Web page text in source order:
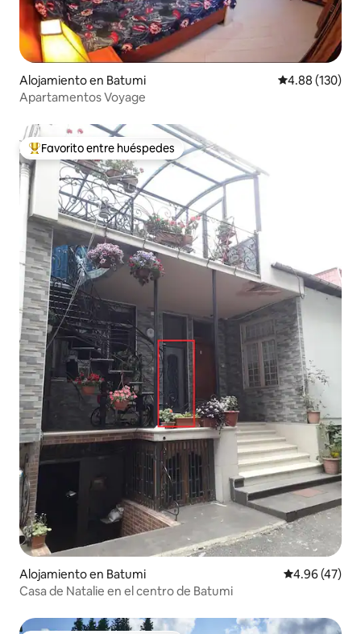
Alojamiento en Batumi Calificación
4.88 (130)
Apartamentos Voyage
Favorito entre huéspedes preferido
Favorito entre huéspedes
Alojamiento en Batumi Calificación
4.96 (47)
Casa de Natalie en el centro de Batumi